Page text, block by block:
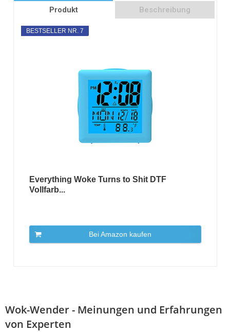
Produkt Beschreibung
BESTSELLER NR. 7
Everything Woke Turns to Shit DTF
Vollfarb...
Bei Amazon kaufen
Wok-Wender - Meinungen und Erfahrungen
von Experten